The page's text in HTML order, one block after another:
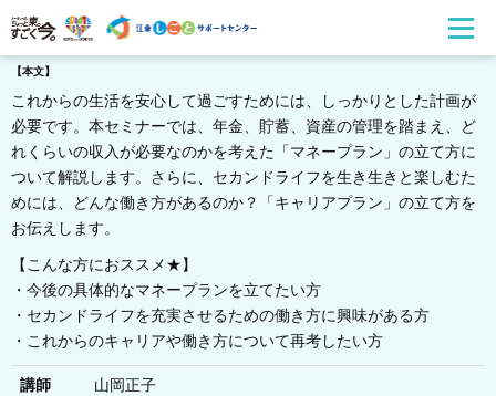
【本文】
これからの生活を安心して過ごすためには、しっかりとした計画が
必要です。本セミナーでは、年金、貯蓄、資産の管理を踏まえ、ど
れくらいの収入が必要なのかを考えた「マネープラン」の立て方に
ついて解説します。さらに、セカンドライフを生き生きと楽しむた
めには、どんな働き方があるのか？「キャリアプラン」の立て方を
お伝えします。
【こんな方におススメ★】
・今後の具体的なマネープランを立てたい方
・セカンドライフを充実させるための働き方に興味がある方
・これからのキャリアや働き方について再考したい方
講師
山岡正子